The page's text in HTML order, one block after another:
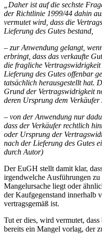
„Daher ist auf die sechste
der Richtlinie 1999/44 dahin
vermutet wird, dass die
Lieferung des Gutes bestand,
– zur Anwendung gelangt,
erbringt, dass das verkaufte
die fragliche
Lieferung des Gutes offenbar
tatsächlich herausgestellt hat.
Grund der Vertragswidrigkeit
deren Ursprung dem Verkäufer
– von der Anwendung nur
dass der Verkäufer rechtlich
oder Ursprung der
nach der Lieferung des Gutes
durch Autor)
Der EuGH stellt damit klar,
irgendwelche Ausführungen
Mangelursache liegt oder
der Kaufgegenstand innerhalb
vertragsgemäß ist.
Tut er dies, wird vermutet,
bereits ein Mangel vorlag, der